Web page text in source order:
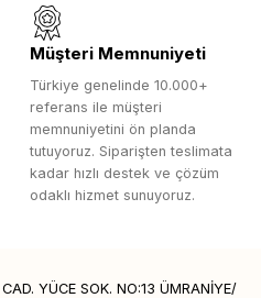
Müşteri Memnuniyeti
Türkiye genelinde 10.000+
referans ile müşteri
memnuniyetini ön planda
tutuyoruz. Siparişten teslimata
kadar hızlı destek ve çözüm
odaklı hizmet sunuyoruz.
YÜCE SOK. NO:13 ÜMRANİYE/